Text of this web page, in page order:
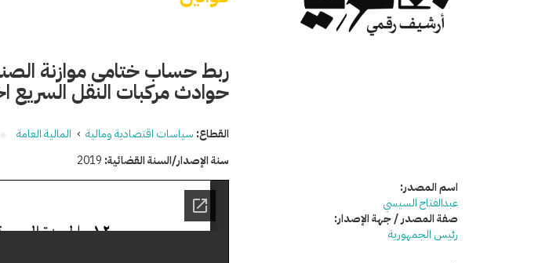
ربط حساب ختامى موازنة
حوادث مركبات النقل السريع اخل
القطاع: سياسات اقتصادية ومالية › المالية العامة
سنة الإصدار/السنة القضائية: 2019
اسم المصدر:
عبدالفتاح السيسي
صفة المصدر / جهة الإصدار:
رئيس الجمهورية